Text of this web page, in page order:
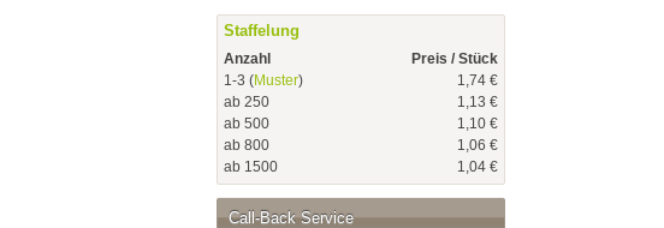
Staffelung
Anzahl
Preis / Stück
1-3 (Muster)
1,74 €
ab 250
1,13 €
ab 500
1,10 €
ab 800
1,06 €
ab 1500
1,04 €
Call-Back Service